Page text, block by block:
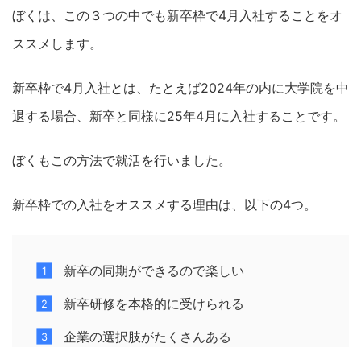
ぼくは、この３つの中でも新卒枠で4月入社することをオ
ススメします。
新卒枠で4月入社とは、たとえば2024年の内に大学院を中
退する場合、新卒と同様に25年4月に入社することです。
ぼくもこの方法で就活を行いました。
新卒枠での入社をオススメする理由は、以下の4つ。
新卒の同期ができるので楽しい
新卒研修を本格的に受けられる
企業の選択肢がたくさんある